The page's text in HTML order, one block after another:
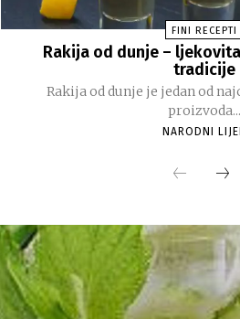
FINI RECEPTI
Rakija od dunje –
tradicije
Rakija od dunje je jedan od
proizvoda...
NARODNI